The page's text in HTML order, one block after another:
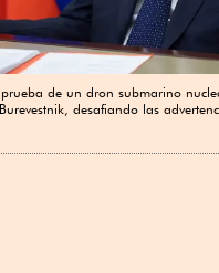
de un dron submarino
desafiando las